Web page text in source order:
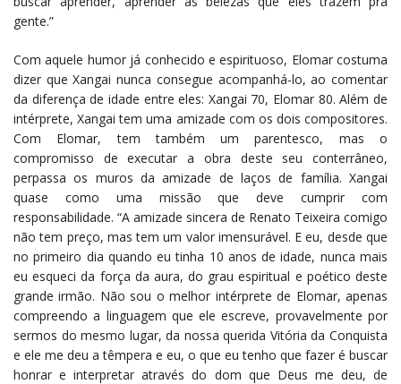
gente.”
Com aquele humor já conhecido e espirituoso, Elomar costuma
dizer que Xangai nunca consegue acompanhá-lo, ao comentar
da diferença de idade entre eles: Xangai 70, Elomar 80. Além de
intérprete, Xangai tem uma amizade com os dois compositores.
Com Elomar, tem também um parentesco, mas o
compromisso de executar a obra deste seu conterrâneo,
perpassa os muros da amizade de laços de família. Xangai
quase como uma missão que deve cumprir com
responsabilidade. “A amizade sincera de Renato Teixeira comigo
não tem preço, mas tem um valor imensurável. E eu, desde que
no primeiro dia quando eu tinha 10 anos de idade, nunca mais
eu esqueci da força da aura, do grau espiritual e poético deste
grande irmão. Não sou o melhor intérprete de Elomar, apenas
compreendo a linguagem que ele escreve, provavelmente por
sermos do mesmo lugar, da nossa querida Vitória da Conquista
e ele me deu a têmpera e eu, o que eu tenho que fazer é buscar
honrar e interpretar através do dom que Deus me deu, de